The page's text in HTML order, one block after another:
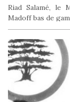
Riad Salamé, le
Madoff bas de